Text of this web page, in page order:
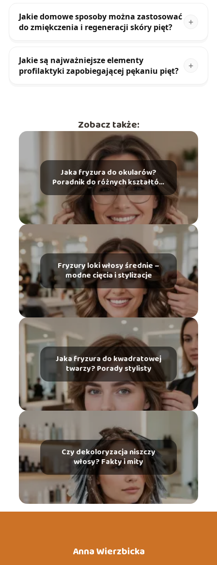
Jakie domowe sposoby można zastosować
do zmiękczenia i regeneracji skóry pięt?
Jakie są najważniejsze elementy
profilaktyki zapobiegającej pękaniu pięt?
Zobacz także:
Jaka fryzura do okularów?
Poradnik do różnych kształtów
twarzy
Fryzury loki włosy średnie –
modne cięcia i stylizacje
Jaka fryzura do kwadratowej
twarzy? Porady stylisty
Czy dekoloryzacja niszczy
włosy? Fakty i mity
Anna Wierzbicka